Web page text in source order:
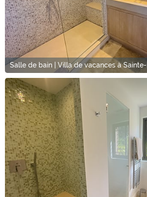
Salle de bain | Villa de vacances à